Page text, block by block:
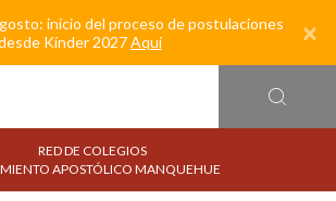
inicio del proceso de postulaciones
Kínder 2027Aquí ×
RED DE COLEGIOS
APOSTÓLICO MANQUEHUE